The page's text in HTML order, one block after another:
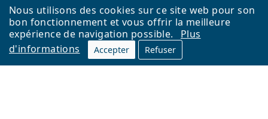
Nous utilisons des cookies sur ce site web pour son
bon fonctionnement et vous offrir la meilleure
expérience de navigation possible.
Plus
d'informations
Accepter Refuser